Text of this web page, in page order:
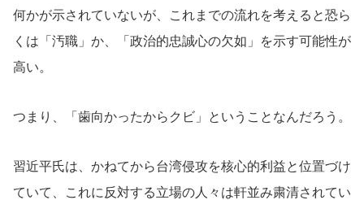
何かが示されていないが、これまでの流れを考えると恐ら
くは「汚職」か、「政治的忠誠心の欠如」を示す可能性が
高い。
つまり、「歯向かったからクビ」ということなんだろう。
習近平氏は、かねてから台湾侵攻を核心的利益と位置づけ
ていて、これに反対する立場の人々は軒並み粛清されてい